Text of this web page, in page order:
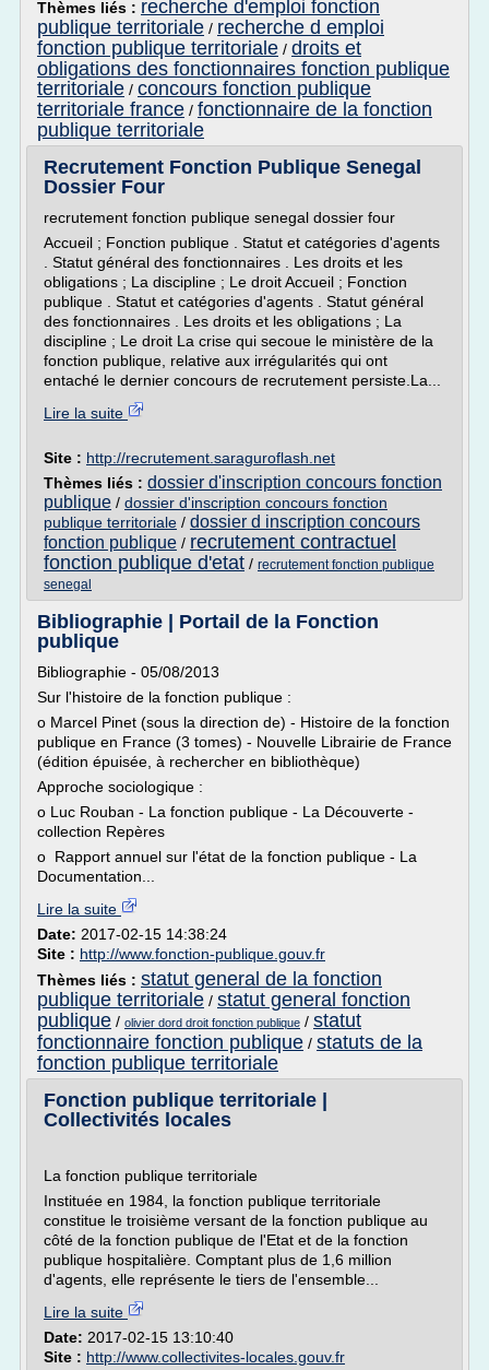
Thèmes liés : recherche d'emploi fonction
publique territoriale / recherche d emploi
fonction publique territoriale / droits et
obligations des fonctionnaires fonction publique
territoriale / concours fonction publique
territoriale france / fonctionnaire de la fonction
publique territoriale
Recrutement Fonction Publique Senegal
Dossier Four
recrutement fonction publique senegal dossier four
Accueil ; Fonction publique . Statut et catégories d'agents
. Statut général des fonctionnaires . Les droits et les
obligations ; La discipline ; Le droit Accueil ; Fonction
publique . Statut et catégories d'agents . Statut général
des fonctionnaires . Les droits et les obligations ; La
discipline ; Le droit La crise qui secoue le ministère de la
fonction publique, relative aux irrégularités qui ont
entaché le dernier concours de recrutement persiste.La...
Lire la suite
Site : http://recrutement.saraguroflash.net
Thèmes liés : dossier d'inscription concours fonction
publique / dossier d'inscription concours fonction
publique territoriale / dossier d inscription concours
fonction publique / recrutement contractuel
fonction publique d'etat / recrutement fonction publique
senegal
Bibliographie | Portail de la Fonction
publique
Bibliographie - 05/08/2013
Sur l'histoire de la fonction publique :
o Marcel Pinet (sous la direction de) - Histoire de la fonction
publique en France (3 tomes) - Nouvelle Librairie de France
(édition épuisée, à rechercher en bibliothèque)
Approche sociologique :
o Luc Rouban - La fonction publique - La Découverte -
collection Repères
o Rapport annuel sur l'état de la fonction publique - La
Documentation...
Lire la suite
Date: 2017-02-15 14:38:24
Site : http://www.fonction-publique.gouv.fr
Thèmes liés : statut general de la fonction
publique territoriale / statut general fonction
publique / olivier dord droit fonction publique / statut
fonctionnaire fonction publique / statuts de la
fonction publique territoriale
Fonction publique territoriale |
Collectivités locales
La fonction publique territoriale
Instituée en 1984, la fonction publique territoriale
constitue le troisième versant de la fonction publique au
côté de la fonction publique de l'Etat et de la fonction
publique hospitalière. Comptant plus de 1,6 million
d'agents, elle représente le tiers de l'ensemble...
Lire la suite
Date: 2017-02-15 13:10:40
Site : http://www.collectivites-locales.gouv.fr